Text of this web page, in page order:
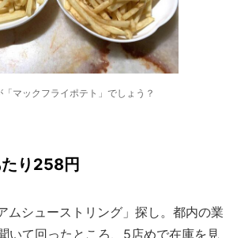
「マックフライポテト」でしょう？
り258円
ムシューストリング」探し。都内の業
いて回ったところ、5店めで在庫を見